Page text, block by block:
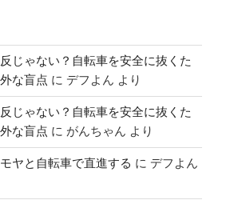
じゃない？自転車を安全に抜くた
な盲点 に デフよん より
じゃない？自転車を安全に抜くた
な盲点 に がんちゃん より
ヤと自転車で直進する に デフよん